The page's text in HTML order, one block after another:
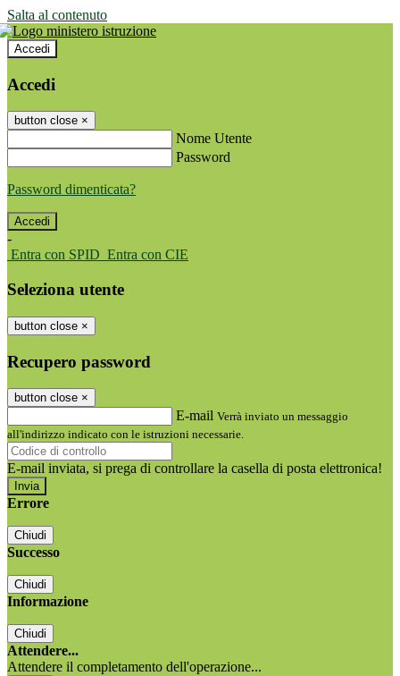
Salta al contenuto
Accedi
Accedi
button close ×
Nome Utente
Password
Password dimenticata?
-
Entra con SPID Entra con CIE
Seleziona utente
button close ×
Recupero password
button close ×
E-mail Verrà inviato un messaggio
all'indirizzo indicato con le istruzioni necessarie.
E-mail inviata, si prega di controllare la casella di posta elettronica!
Errore
Chiudi
Successo
Chiudi
Informazione
Chiudi
Attendere...
Attendere il completamento dell'operazione...